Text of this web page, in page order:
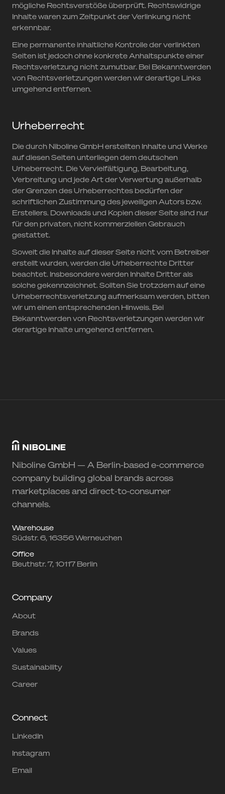
mögliche Rechtsverstöße überprüft. Rechtswidrige
Inhalte waren zum Zeitpunkt der Verlinkung nicht
erkennbar.
Eine permanente inhaltliche Kontrolle der verlinkten
Seiten ist jedoch ohne konkrete Anhaltspunkte einer
Rechtsverletzung nicht zumutbar. Bei Bekanntwerden
von Rechtsverletzungen werden wir derartige Links
umgehend entfernen.
Urheberrecht
Die durch Niboline GmbH erstellten Inhalte und Werke
auf diesen Seiten unterliegen dem deutschen
Urheberrecht. Die Vervielfältigung, Bearbeitung,
Verbreitung und jede Art der Verwertung außerhalb
der Grenzen des Urheberrechtes bedürfen der
schriftlichen Zustimmung des jeweiligen Autors bzw.
Erstellers. Downloads und Kopien dieser Seite sind nur
für den privaten, nicht kommerziellen Gebrauch
gestattet.
Soweit die Inhalte auf dieser Seite nicht vom Betreiber
erstellt wurden, werden die Urheberrechte Dritter
beachtet. Insbesondere werden Inhalte Dritter als
solche gekennzeichnet. Sollten Sie trotzdem auf eine
Urheberrechtsverletzung aufmerksam werden, bitten
wir um einen entsprechenden Hinweis. Bei
Bekanntwerden von Rechtsverletzungen werden wir
derartige Inhalte umgehend entfernen.
Niboline GmbH — A Berlin-based e-commerce
company building global brands across
marketplaces and direct-to-consumer
channels.
Warehouse
Südstr. 6, 16356 Werneuchen
Office
Beuthstr. 7, 10117 Berlin
Company
About
Brands
Values
Sustainability
Career
Connect
LinkedIn
Instagram
Email